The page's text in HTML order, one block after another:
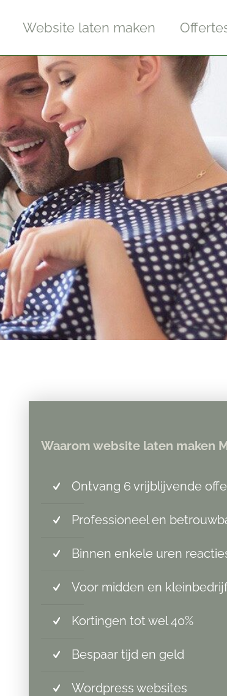
Website laten maken
Waarom website laten maken
Ontvang 6 vrijblijvende
Professioneel en
Binnen enkele uren
Voor midden en
Kortingen tot wel 40%
Bespaar tijd en geld
Wordpress websites